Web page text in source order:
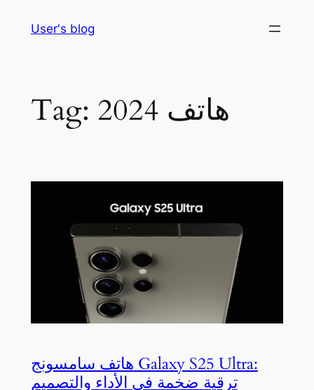
User's blog
Tag: هاتف 2024
هاتف سامسونج Galaxy S25 Ultra:
ترقية ضخمة في الأداء والتصميم